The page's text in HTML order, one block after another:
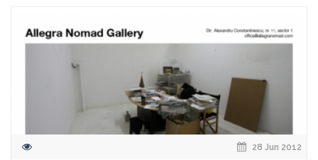
28 Jun 2012